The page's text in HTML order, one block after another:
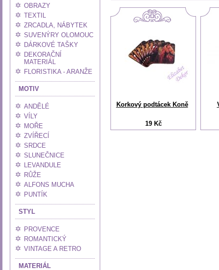
OBRAZY
TEXTIL
ZRCADLA, NÁBYTEK
SUVENÝRY OLOMOUC
DÁRKOVÉ TAŠKY
DEKORAČNÍ
MATERIÁL
FLORISTIKA - ARANŽE
MOTIV
ANDĚLÉ
VÍLY
MOŘE
ZVÍŘECÍ
SRDCE
SLUNEČNICE
LEVANDULE
RŮŽE
ALFONS MUCHA
PUNTÍK
STYL
PROVENCE
ROMANTICKÝ
VINTAGE A RETRO
MATERIÁL
Korkový podtácek Koně
19 Kč